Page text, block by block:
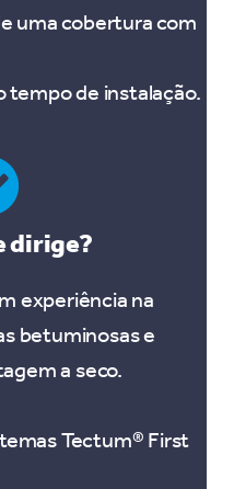
uma cobertura com
tempo de instalação.
dirige?
experiência na
betuminosas e
a seco.
Tectum® First